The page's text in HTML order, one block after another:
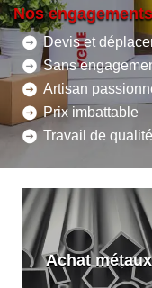
Nos engagements
Devis et
Sans
Artisan
Prix imbattable
Travail de qualité
Achat